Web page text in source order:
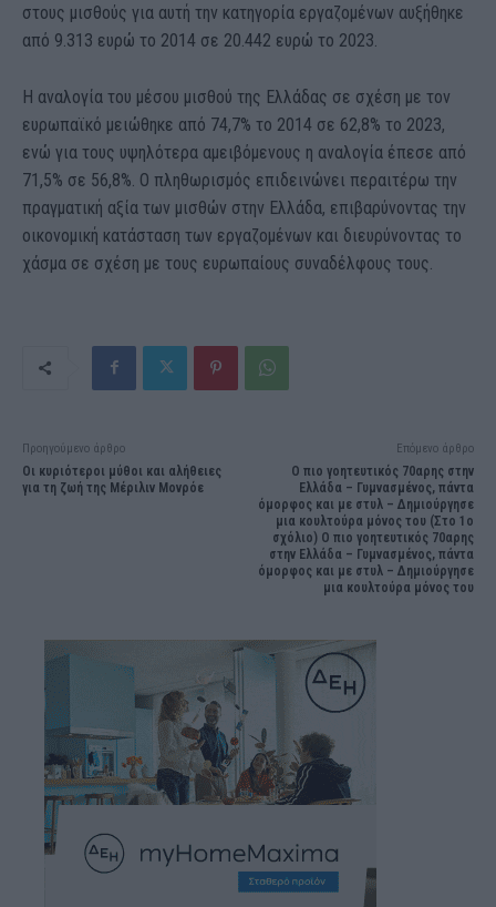
στους μισθούς για αυτή την κατηγορία εργαζομένων αυξήθηκε
από 9.313 ευρώ το 2014 σε 20.442 ευρώ το 2023.
Η αναλογία του μέσου μισθού της Ελλάδας σε σχέση με τον
ευρωπαϊκό μειώθηκε από 74,7% το 2014 σε 62,8% το 2023,
ενώ για τους υψηλότερα αμειβόμενους η αναλογία έπεσε από
71,5% σε 56,8%. Ο πληθωρισμός επιδεινώνει περαιτέρω την
πραγματική αξία των μισθών στην Ελλάδα, επιβαρύνοντας την
οικονομική κατάσταση των εργαζομένων και διευρύνοντας το
χάσμα σε σχέση με τους ευρωπαίους συναδέλφους τους.
Προηγούμενο άρθρο
Οι κυριότεροι μύθοι και αλήθειες
για τη ζωή της Μέριλιν Μονρόε
Επόμενο άρθρο
O πιο γοητευτικός 70αρης στην
Ελλάδα – Γυμνασμένος, πάντα
όμορφος και με στυλ – Δημιούργησε
μια κουλτούρα μόνος του (Στο 1ο
σχόλιο) O πιο γοητευτικός 70αρης
στην Ελλάδα – Γυμνασμένος, πάντα
όμορφος και με στυλ – Δημιούργησε
μια κουλτούρα μόνος του